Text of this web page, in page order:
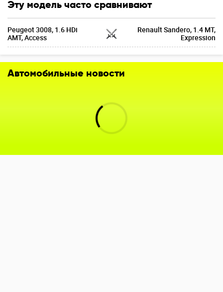
Эту модель часто сравнивают
Peugeot 3008, 1.6 HDi
AMT, Access
Renault Sandero, 1.4 MT,
Expression
Автомобильные новости